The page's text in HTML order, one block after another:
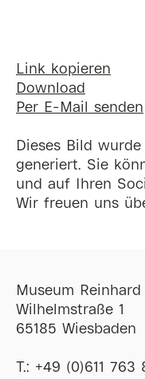
Link kopieren
Download
Per E-Mail senden
Dieses Bild
generiert. Sie
und auf Ihren
Wir freuen uns
Museum Reinhard
Wilhelmstraße 1
65185 Wiesbaden
T.: +49 (0)611 763